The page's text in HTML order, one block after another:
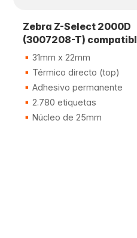
Zebra Z-Select 2000D
(3007208-T)
31mm x 22mm
Térmico directo (top)
Adhesivo permanente
2.780 etiquetas
Núcleo de 25mm